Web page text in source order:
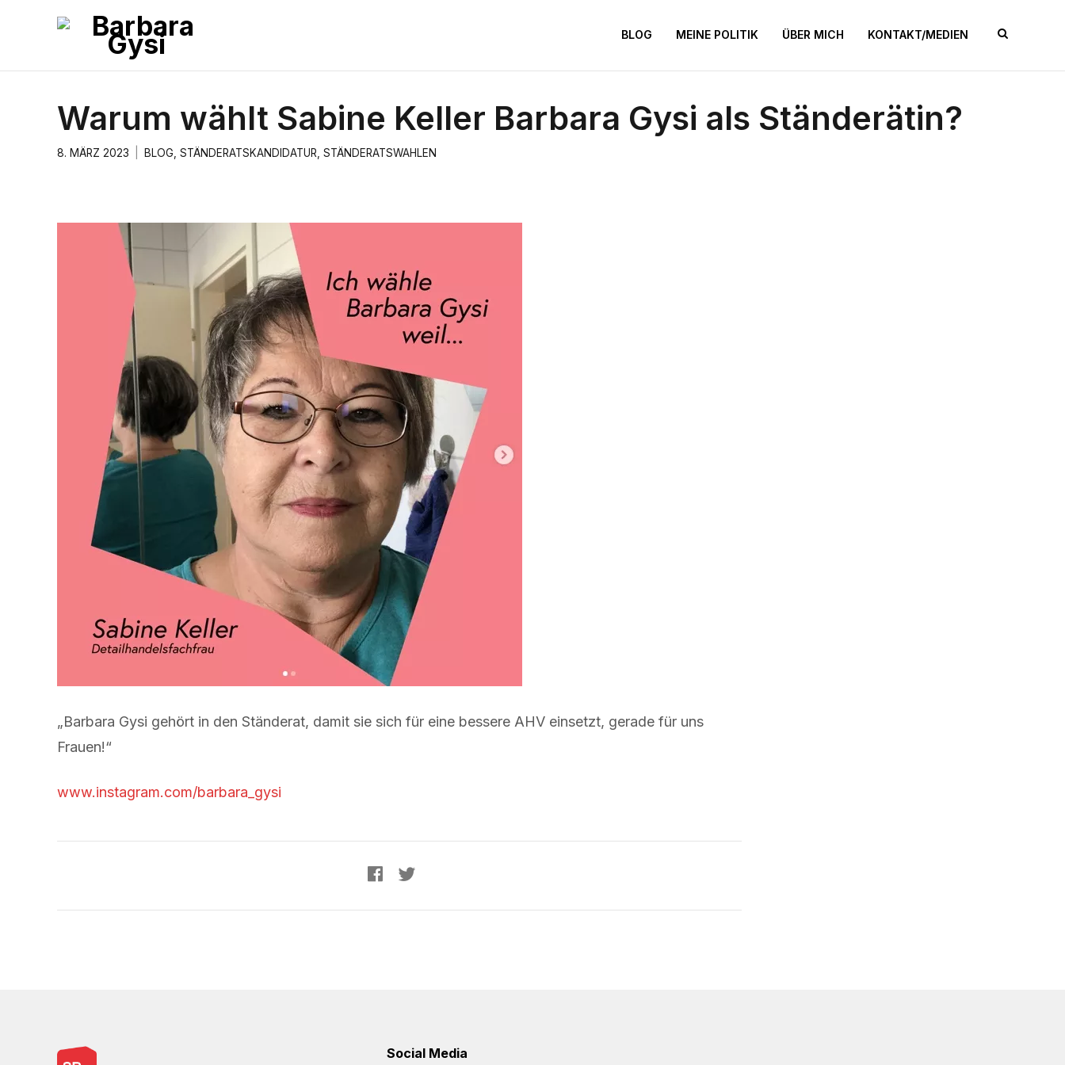
BLOG MEINE POLITIK ÜBER MICH KONTAKT/MEDIEN
Warum wählt Sabine Keller Barbara Gysi als Ständerätin?
8. MÄRZ 2023 BLOG STÄNDERATSKANDIDATUR STÄNDERATSWAHLEN
„Barbara Gysi gehört in den Ständerat, damit sie sich für eine bessere AHV einsetzt, gerade für uns
Frauen!“
www.instagram.com/barbara_gysi
Social Media